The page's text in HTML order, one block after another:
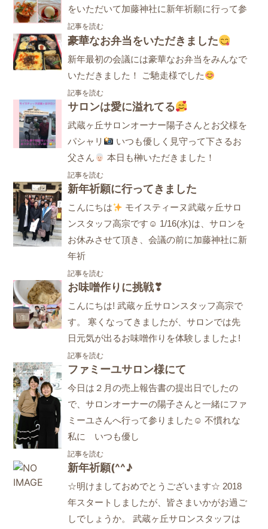
をいただいて加藤神社に新年祈願に行って参
記事を読む
豪華なお弁当をいただきました
新年最初の会議には豪華なお弁当をみんなで
いただきました！ ご馳走様でした
記事を読む
サロンは愛に溢れてる
武蔵ヶ丘サロンオーナー陽子さんとお父様を
パシャリ
いつも優しく見守って下さるお
父さん
本日も榊いただきました！
記事を読む
新年祈願に行ってきました
こんにちは
モイスティーヌ武蔵ヶ丘サロ
ンスタッフ高宗です☺ 1/16(水)は、サロンを
お休みさせて頂き、会議の前に加藤神社に新
年祈
記事を読む
お味噌作りに挑戦❣
こんにちは! 武蔵ヶ丘サロンスタッフ高宗で
す。 寒くなってきましたが、サロンでは先
日元気が出るお味噌作りを体験しましたよ!
記事を読む
ファミーユサロン様にて
今日は２月の売上報告書の提出日でしたの
で、サロンオーナーの陽子さんと一緒にファ
ミーユさんへ行って参りました☺ 不慣れな
私に いつも優し
記事を読む
新年祈願(^^♪
☆明けましておめでとうございます☆ 2018
年スタートしましたが、皆さまいかがお過ご
しでしょうか。 武蔵ヶ丘サロンスタッフは